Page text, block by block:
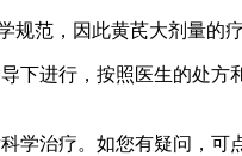
范，因此黄芪大剂量的
下进行，按照医生的处
学治疗。如您有疑问，可